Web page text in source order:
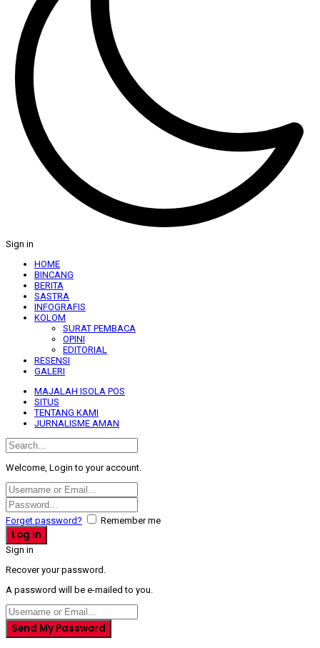
Sign in
HOME
BINCANG
BERITA
SASTRA
INFOGRAFIS
KOLOM
SURAT PEMBACA
OPINI
EDITORIAL
RESENSI
GALERI
MAJALAH ISOLA POS
SITUS
TENTANG KAMI
JURNALISME AMAN
Welcome, Login to your account.
Forget password? Remember me
Sign in
Recover your password.
A password will be e-mailed to you.